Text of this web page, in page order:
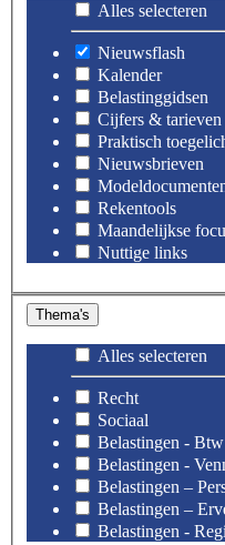
Alles selecteren
Nieuwsflash
Kalender
Belastinggidsen
Cijfers & tarieven
Praktisch
Nieuwsbrieven
Rekentools
Maandelijkse
Nuttige links
Thema's
Alles selecteren
Recht
Sociaal
Belastingen - Btw
Belastingen -
Belastingen –
Belastingen –
Belastingen -